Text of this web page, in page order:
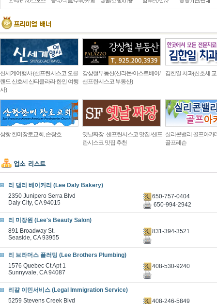
신세계여행사 (샌프란시스코 오클
랜드 산호세 산타클라라 한인 여행
사)
강상철부동산(산라몬/이스트베이/
샌프란시스코 부동산)
김한일 치과(산호세
상항 한미장로교회, 손창호
옛날짜장 -샌프란시스코 맛집 /샌프
란시스코 맛집 추천
실리콘밸리 골프아카
골프레슨
리 댈리 베이커리 (Lee Daly Bakery)
2350 Junipero Serra Blvd
Daly City, CA 94015
650-757-0404
650-994-2942
리 미장원 (Lee's Beauty Salon)
891 Broadway St.
Seaside, CA 93955
831-394-3521
리 브라더스 플러밍 (Lee Brothers Plumbing)
1576 Quebec Ct Apt 1
Sunnyvale, CA 94087
408-530-9240
리갈 이민서비스 (Legal Immigration Service)
5259 Stevens Creek Blvd
408-246-5849